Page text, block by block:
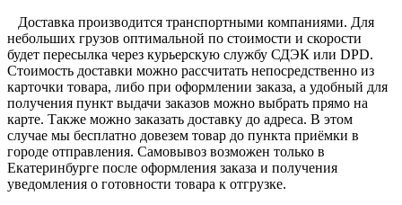
Доставка производится транспортными компаниями. Для
небольших грузов оптимальной по стоимости и скорости
будет пересылка через курьерскую службу СДЭК или DPD.
Стоимость доставки можно рассчитать непосредственно из
карточки товара, либо при оформлении заказа, а удобный для
получения пункт выдачи заказов можно выбрать прямо на
карте. Также можно заказать доставку до адреса. В этом
случае мы бесплатно довезем товар до пункта приёмки в
городе отправления. Самовывоз возможен только в
Екатеринбурге после оформления заказа и получения
уведомления о готовности товара к отгрузке.